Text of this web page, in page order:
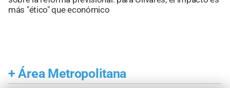
más "ético" que económico
+ Área Metropolitana